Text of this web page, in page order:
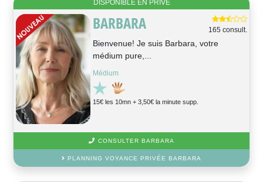
DISPONIBLE EN PRIVÉ
BARBARA 165 consult.
Bienvenue! Je suis Barbara, votre
médium pure,...
Médium
15€ les 10mn + 3,50€ la minute supp.
CONSULTER BARBARA
PLANNING VOYANCE PRIVÉE BARBARA